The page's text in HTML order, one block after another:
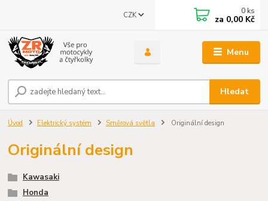
Menu
CZK
Hledat
0 ks
za 0,00 Kč
Úvod Elektrický systém Směrová světla Originální design
Originální design
Kawasaki
Honda